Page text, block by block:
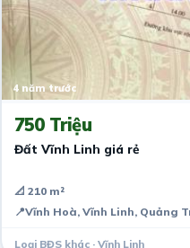
4 năm trước
750 Triệu
Đất Vĩnh Linh giá rẻ
📐 210 m²
📍Vĩnh Hoà, Vĩnh Linh, Quảng
Loại BĐS khác · Vĩnh Linh